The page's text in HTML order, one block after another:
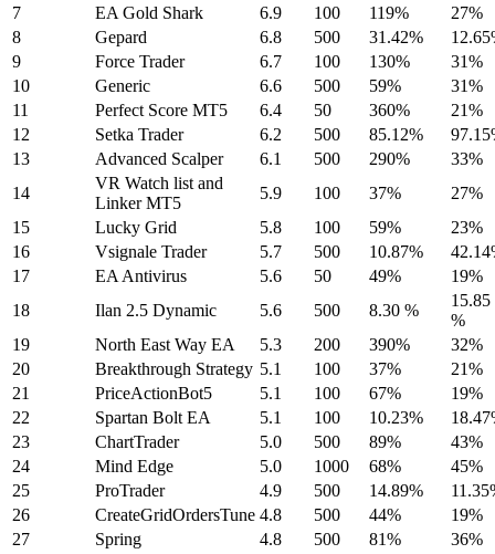
7
EA Gold Shark 6.9 100 119%
27%
8
Gepard 6.8 500 31.42%
9
Force Trader 6.7 100 130%
31%
10
Generic 6.6 500 59%
31%
11
Perfect Score MT5 6.4 50 360%
21%
12
Setka Trader 6.2 500 85.12%
13
Advanced Scalper 6.1 500 290%
33%
14
VR Watch list and
Linker MT5
5.9 100 37%
27%
15
Lucky Grid 5.8 100 59%
23%
16
Vsignale Trader 5.7 500 10.87%
17
EA Antivirus 5.6 50 49%
19%
18
Ilan 2.5 Dynamic 5.6 500 8.30 %
15.85
%
19
North East Way EA 5.3 200 390%
32%
20
Breakthrough Strategy 5.1 100 37%
21%
21
PriceActionBot5 5.1 100 67%
19%
22
Spartan Bolt EA 5.1 100 10.23%
23
ChartTrader 5.0 500 89%
43%
24
Mind Edge 5.0 1000 68%
45%
25
ProTrader 4.9 500 14.89%
26
CreateGridOrdersTune 4.8 500 44%
19%
27
Spring 4.8 500 81%
36%